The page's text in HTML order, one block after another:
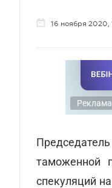
16 ноября 2020,
Реклама
таможенной
спекуляций